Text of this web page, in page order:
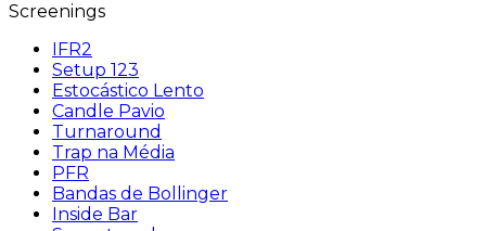
Screenings
IFR2
Setup 123
Estocástico Lento
Candle Pavio
Turnaround
Trap na Média
PFR
Bandas de Bollinger
Inside Bar